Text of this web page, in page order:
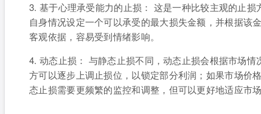
3. 基于心理承受能力的止损： 这是一种比较主观的止
自身情况设定一个可以承受的最大损失金额，并根据该
客观依据，容易受到情绪影响。
4. 动态止损： 与静态止损不同，动态止损会根据市场
方可以逐步上调止损位，以锁定部分利润；如果市场价
态止损需要更频繁的监控和调整，但可以更好地适应市场